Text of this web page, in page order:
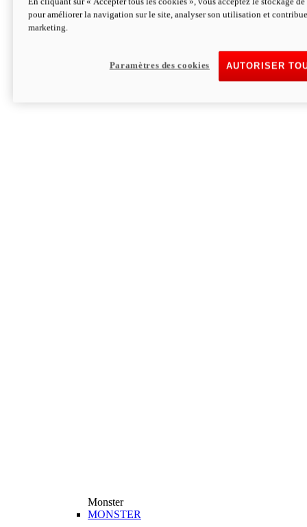
Hypermotard V2 SP 100
Découvrez-le
Monster
MONSTER
pour améliorer la navigation sur le site, analyser son utilisation et
marketing.
AUTORISER
Paramètres des cookies